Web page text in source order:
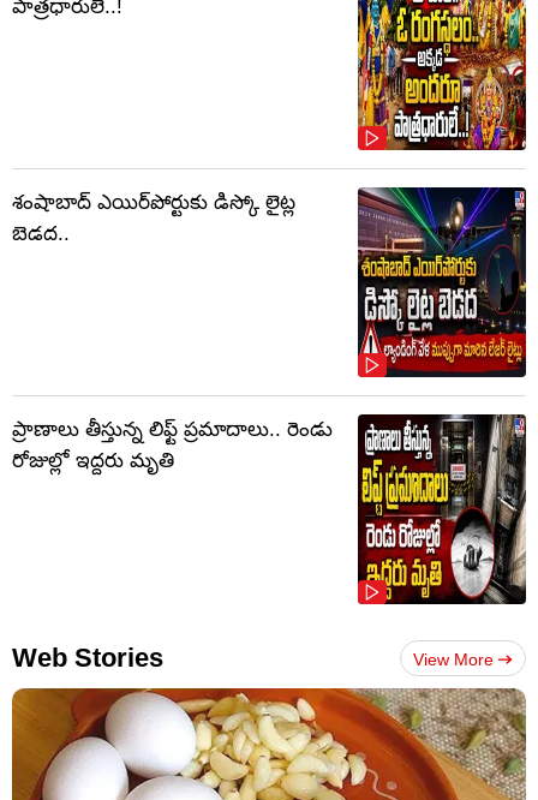
పాత్రధారులే..!
శంషాబాద్ ఎయిర్‌పోర్టుకు డిస్కో లైట్ల
బెడద..
ప్రాణాలు తీస్తున్న లిఫ్ట్‌ ప్రమాదాలు.. రెండు
రోజుల్లో ఇద్దరు మృతి
Web Stories View More